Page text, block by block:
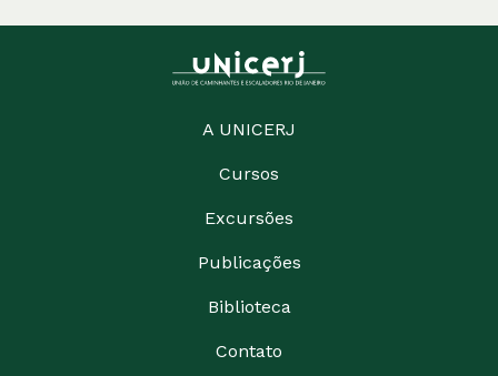
A UNICERJ
Cursos
Excursões
Publicações
Biblioteca
Contato